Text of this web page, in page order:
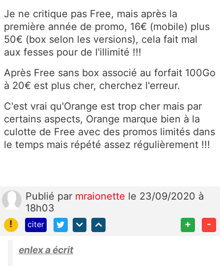
Je ne critique pas Free, mais après la
première année de promo, 16€ (mobile) plus
50€ (box selon les versions), cela fait mal
aux fesses pour de l'illimité !!!
Après Free sans box associé au forfait 100Go
à 20€ est plus cher, cherchez l'erreur.
C'est vrai qu'Orange est trop cher mais par
certains aspects, Orange marque bien à la
culotte de Free avec des promos limités dans
le temps mais répété assez régulièrement !!!
Publié par mraionette le 23/09/2020 à
18h03
!
citer + -
enlex a écrit